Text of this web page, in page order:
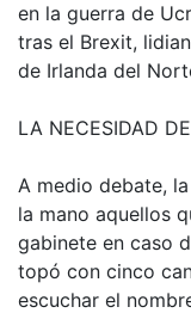
en la guerra de
tras el Brexit,
de Irlanda del
LA NECESIDAD
A medio debate,
la mano aquellos
gabinete en caso
topó con cinco
escuchar el